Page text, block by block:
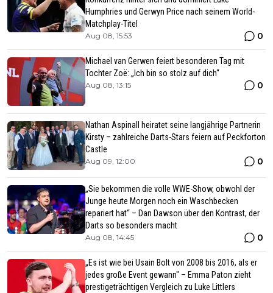
Humphries und Gerwyn Price nach seinem World-
Matchplay-Titel
Aug 08, 15:53 0
Michael van Gerwen feiert besonderen Tag mit
Tochter Zoë: „Ich bin so stolz auf dich“
Aug 08, 13:15 0
Nathan Aspinall heiratet seine langjährige Partnerin
Kirsty – zahlreiche Darts-Stars feiern auf Peckforton
Castle
Aug 09, 12:00 0
„Sie bekommen die volle WWE-Show, obwohl der
Junge heute Morgen noch ein Waschbecken
repariert hat“ – Dan Dawson über den Kontrast, der
Darts so besonders macht
Aug 08, 14:45 0
„Es ist wie bei Usain Bolt von 2008 bis 2016, als er
jedes große Event gewann" – Emma Paton zieht
prestigeträchtigen Vergleich zu Luke Littlers